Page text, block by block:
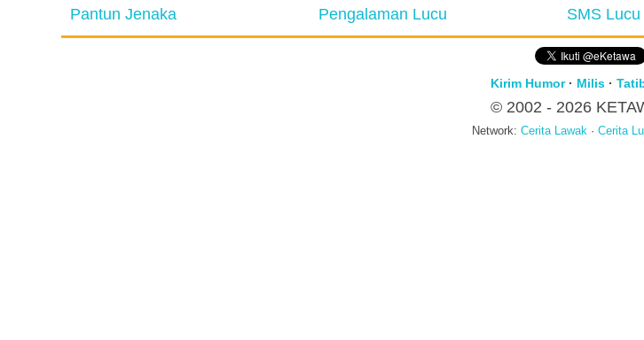
Pantun Jenaka
Pengalaman Lucu SMS Lucu
Kirim Humor· Milis ·
© 2002 - 2026
Network: Cerita Lawak · Cerita